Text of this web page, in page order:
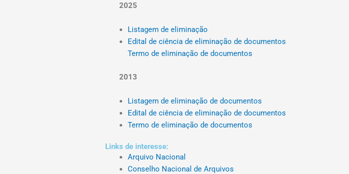
2025
Listagem de eliminação
Edital de ciência de eliminação de documentos
Termo de eliminação de documentos
2013
Listagem de eliminação de documentos
Edital de ciência de eliminação de documentos
Termo de eliminação de documentos
Links de interesse:
Arquivo Nacional
Conselho Nacional de Arquivos